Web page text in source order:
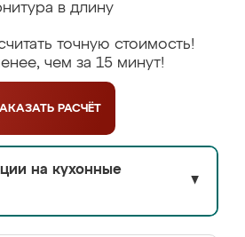
в длину
точную стоимость!
чем за 15 минут!
РАСЧЁТ
на кухонные
▼